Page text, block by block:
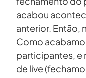
acabou
anterior. Então,
Como
participantes, e
de live